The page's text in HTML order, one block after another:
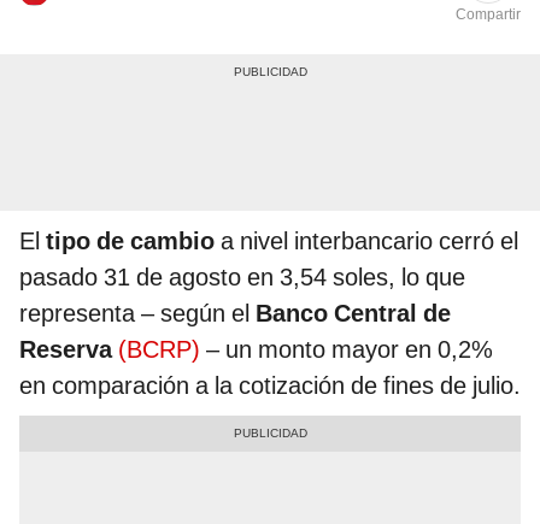
Compartir
El tipo de cambio a nivel interbancario cerró el
pasado 31 de agosto en 3,54 soles, lo que
representa – según el Banco Central de
Reserva (BCRP) – un monto mayor en 0,2%
en comparación a la cotización de fines de julio.